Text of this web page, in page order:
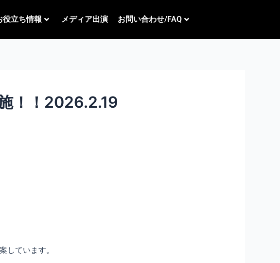
役立ち情報 メディア出演 お問い合わせ/FAQ
！！2026.2.19
しています。